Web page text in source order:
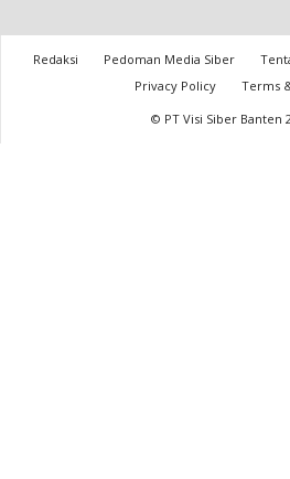
Redaksi Pedoman Media Siber
Privacy Policy
Terms
© PT Visi Siber Banten